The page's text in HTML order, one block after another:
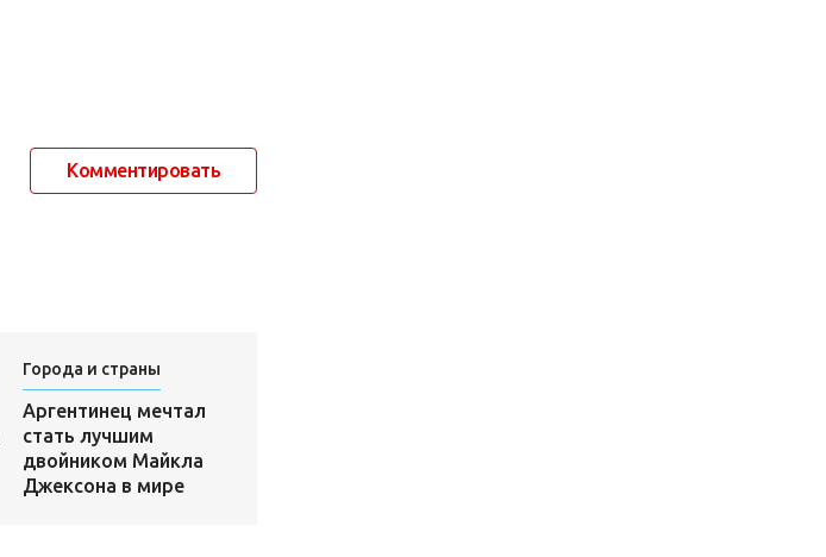
Комментировать
Города и страны
Аргентинец мечтал
стать лучшим
двойником Майкла
Джексона в мире